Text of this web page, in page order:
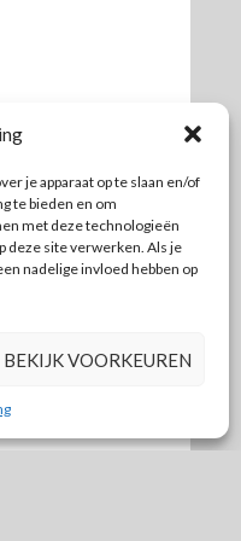
je apparaat op te slaan en/of
te bieden en om
met deze technologieën
deze site verwerken. Als je
nadelige invloed hebben op
BEKIJK VOORKEUREN